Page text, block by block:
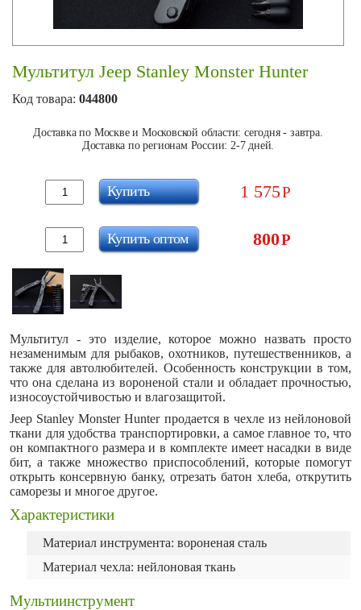
Мультитул Jeep Stanley Monster Hunter
Код товара: 044800
Доставка по Москве и Московской области: сегодня - завтра.
Доставка по регионам России: 2-7 дней.
1 575Р
Купить
800Р
Купить оптом
Мультитул - это изделие, которое можно назвать просто
незаменимым для рыбаков, охотников, путешественников, а
также для автолюбителей. Особенность конструкции в том,
что она сделана из вороненой стали и обладает прочностью,
износоустойчивостью и влагозащитой.
Jeep Stanley Monster Hunter продается в чехле из нейлоновой
ткани для удобства транспортировки, а самое главное то, что
он компактного размера и в комплекте имеет насадки в виде
бит, а также множество приспособлений, которые помогут
открыть консервную банку, отрезать батон хлеба, открутить
саморезы и многое другое.
Характеристики
Материал инструмента: вороненая сталь
Материал чехла: нейлоновая ткань
Мультиинструмент